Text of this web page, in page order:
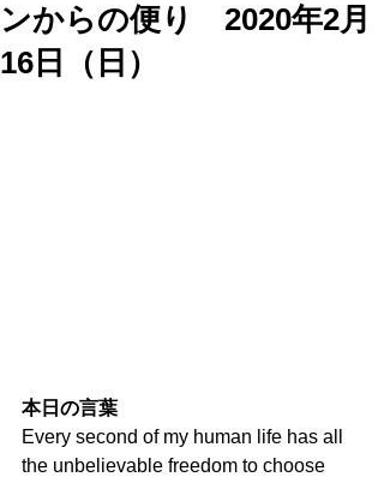
ンからの便り 2020年2月
16日（日）
本日の言葉
Every second of my human life has all
the unbelievable freedom to choose